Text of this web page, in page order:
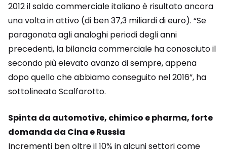
2012 il saldo commerciale italiano è risultato ancora
una volta in attivo (di ben 37,3 miliardi di euro). “Se
paragonata agli analoghi periodi degli anni
precedenti, la bilancia commerciale ha conosciuto il
secondo più elevato avanzo di sempre, appena
dopo quello che abbiamo conseguito nel 2016”, ha
sottolineato Scalfarotto.
Spinta da automotive, chimico e pharma, forte
domanda da Cina e Russia
Incrementi ben oltre il 10% in alcuni settori come